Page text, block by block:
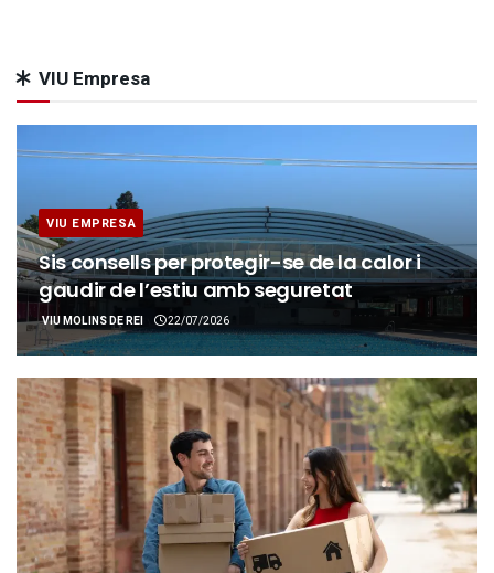
VIU Empresa
VIU EMPRESA
Sis consells per protegir-se de la calor i
gaudir de l’estiu amb seguretat
VIU MOLINS DE REI 22/07/2026